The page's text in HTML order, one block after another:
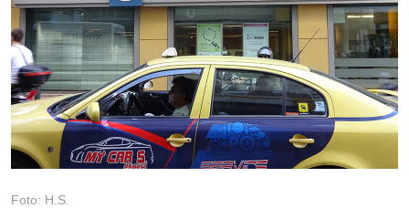
Foto: H.S.